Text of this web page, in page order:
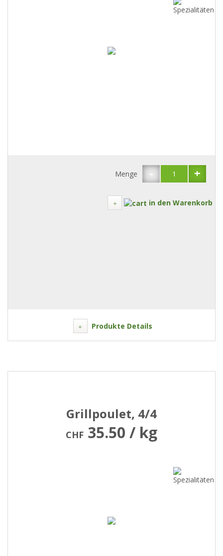
Produkte Details
- +
Menge
in den Warenkorb
Grillpoulet, 4/4
CHF 35.50 / kg